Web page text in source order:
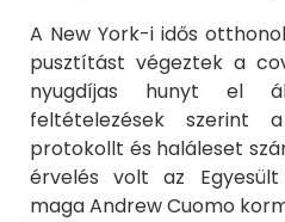
A New York-i idős
pusztítást végeztek a
nyugdíjas hunyt el
feltételezések szerint
protokollt és haláleset
érvelés volt az Egyesült
maga Andrew Cuomo